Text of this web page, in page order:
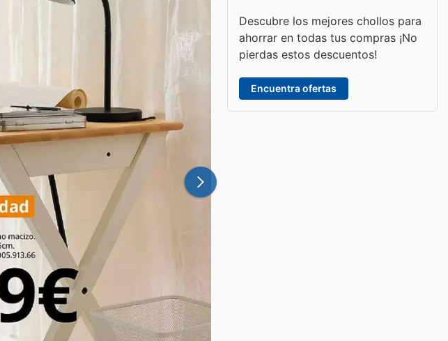
Descubre los mejores chollos para
ahorrar en todas tus compras ¡No
pierdas estos descuentos!
Encuentra ofertas